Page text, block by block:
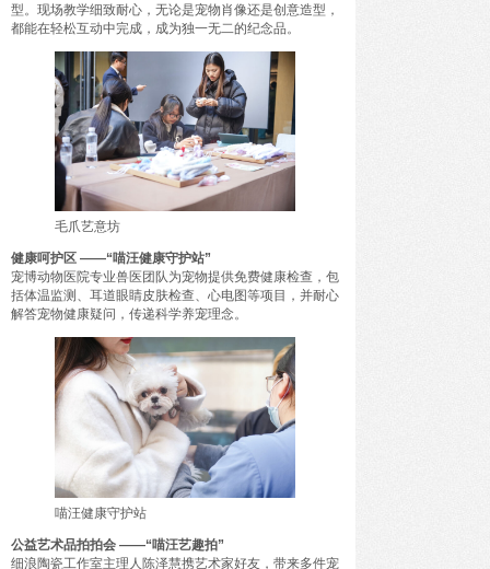
型。现场教学细致耐心，无论是宠物肖像还是创意造型，
都能在轻松互动中完成，成为独一无二的纪念品。
毛爪艺意坊
健康呵护区 ——“喵汪健康守护站”
宠博动物医院专业兽医团队为宠物提供免费健康检查，包
括体温监测、耳道眼睛皮肤检查、心电图等项目，并耐心
解答宠物健康疑问，传递科学养宠理念。
喵汪健康守护站
公益艺术品拍拍会 ——“喵汪艺趣拍”
细浪陶瓷工作室主理人陈泽慧携艺术家好友，带来多件宠